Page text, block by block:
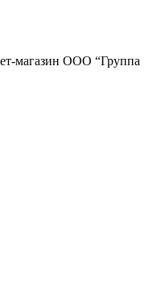
магазин ООО “Группа